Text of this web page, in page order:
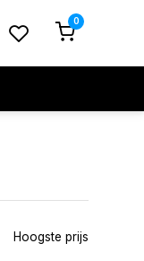
0
Hoogste prijs